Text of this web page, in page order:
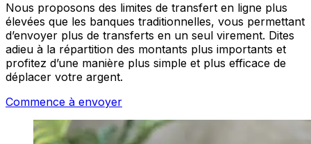
Nous proposons des limites de transfert en ligne plus
élevées que les banques traditionnelles, vous permettant
d’envoyer plus de transferts en un seul virement. Dites
adieu à la répartition des montants plus importants et
profitez d’une manière plus simple et plus efficace de
déplacer votre argent.
Commence à envoyer